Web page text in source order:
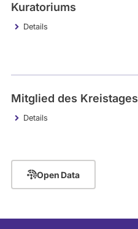
Kuratoriums
Details
Mitglied des Kreistages
Details
Open Data